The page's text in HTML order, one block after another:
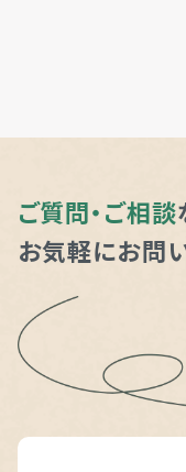
ご質問・ご相談
お気軽にお問